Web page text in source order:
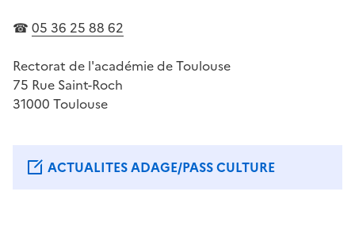
☎ 05 36 25 88 62
Rectorat de l'académie de Toulouse
75 Rue Saint-Roch
31000 Toulouse
ACTUALITES ADAGE/PASS CULTURE